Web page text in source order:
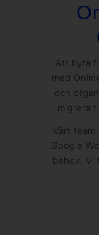
Att byta
med
och
migrera
Vårt
Google
behov. Vi